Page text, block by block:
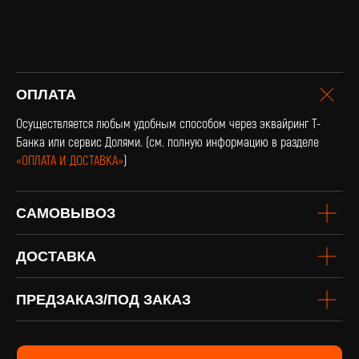
ОПЛАТА
Осуществляется любым удобным способом через эквайринг Т-
Банка или сервис Долями. (см. полную информацию в разделе
«ОПЛАТА И ДОСТАВКА»)
САМОВЫВОЗ
ДОСТАВКА
ПРЕДЗАКАЗ/ПОД ЗАКАЗ
винил
Под заказ
оплата и
доставка
Подробнее
Доставка по всей России и странам
СНГ